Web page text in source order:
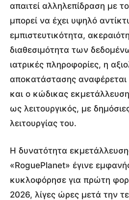
απαιτεί αλληλεπίδραση με
μπορεί να έχει υψηλό
εμπιστευτικότητα,
διαθεσιμότητα των
ιατρικές πληροφορίες, η
αποκατάστασης
και ο κώδικας
ως λειτουργικός, με
λειτουργίας του.
Η δυνατότητα
«RoguePlanet» έγινε
κυκλοφόρησε για πρώτη
2026, λίγες ώρες μετά την